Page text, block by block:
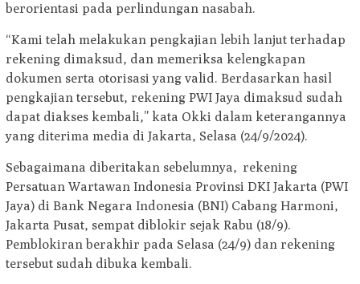
berorientasi pada perlindungan nasabah.
“Kami telah melakukan pengkajian lebih lanjut terhadap
rekening dimaksud, dan memeriksa kelengkapan
dokumen serta otorisasi yang valid. Berdasarkan hasil
pengkajian tersebut, rekening PWI Jaya dimaksud sudah
dapat diakses kembali,” kata Okki dalam keterangannya
yang diterima media di Jakarta, Selasa (24/9/2024).
Sebagaimana diberitakan sebelumnya, rekening
Persatuan Wartawan Indonesia Provinsi DKI Jakarta (PWI
Jaya) di Bank Negara Indonesia (BNI) Cabang Harmoni,
Jakarta Pusat, sempat diblokir sejak Rabu (18/9).
Pemblokiran berakhir pada Selasa (24/9) dan rekening
tersebut sudah dibuka kembali.